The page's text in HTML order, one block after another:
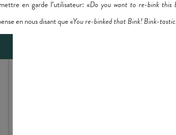
en garde l’utilisateur: «Do you want to re-bink this
en nous disant que «You re-binked that Bink! Bink-